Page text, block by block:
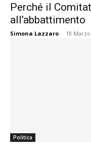
Perché il
all’abbattimento
Simona Lazzaro - 18 Marzo
Politica